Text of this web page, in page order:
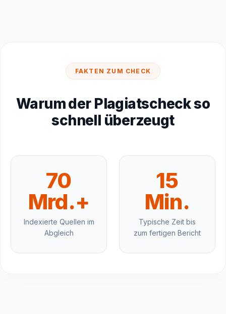
FAKTEN ZUM CHECK
Warum der Plagiatscheck so
schnell überzeugt
70
Mrd.+
Indexierte Quellen im
Abgleich
15
Min.
Typische Zeit bis
zum fertigen Bericht